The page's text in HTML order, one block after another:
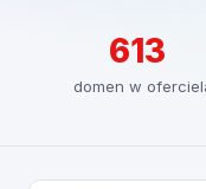
613
domen w ofercie